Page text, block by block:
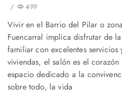
/ 499
Vivir en el Barrio del Pilar o
Fuencarral implica disfrutar de
familiar con excelentes servicios
viviendas, el salón es el
espacio dedicado a la
sobre todo, la vida